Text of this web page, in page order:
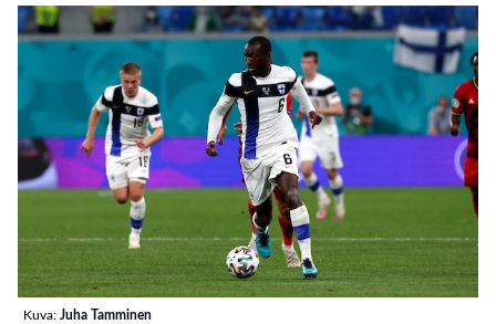
Kuva: Juha Tamminen